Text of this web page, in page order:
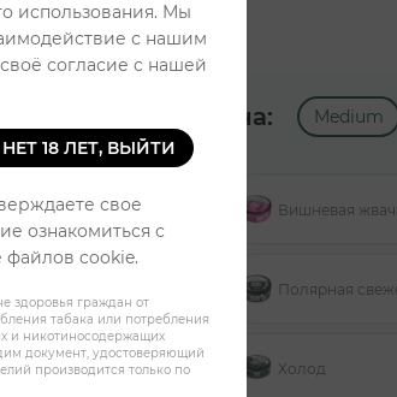
Читать отзывы
Уровень никотина: Medium
Вишневая
Полярная
Холод
использования. Мы
с нашим
согласие с нашей
18 ЛЕТ, ВЫЙТИ
свое
ознакомиться с
cookie.
здоровья граждан от
табака или потребления
и никотиносодержащих
документ, удостоверяющий
производится только по